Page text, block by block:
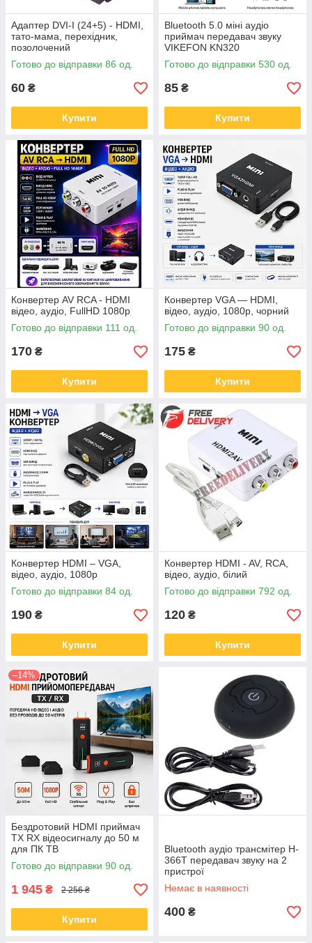
Адаптер DVI-I (24+5) - HDMI,
тато-мама, перехідник,
позолочений
Готово до відправки 86 од.
60 ₴
Купити
Bluetooth 5.0 міні аудіо
приймач передавач звуку
VIKEFON KN320
Готово до відправки 530 од.
85 ₴
Купити
Конвертер AV RCA - HDMI
відео, аудіо, FullHD 1080p
Готово до відправки 111 од.
170 ₴
Купити
Конвертер VGA — HDMI,
відео, аудіо, 1080p, чорний
Готово до відправки 90 од.
175 ₴
Купити
Конвертер HDMI – VGA,
відео, аудіо, 1080p
Готово до відправки 84 од.
190 ₴
Купити
Конвертер HDMI - AV, RCA,
відео, аудіо, білий
Готово до відправки 792 од.
120 ₴
Купити
–14%
Бездротовий HDMI приймач
TX RX відеосигналу до 50 м
для ПК ТВ
Готово до відправки 90 од.
1 945 ₴ 2 256 ₴
Купити
Bluetooth аудіо трансмітер H-
366T передавач звуку на 2
пристрої
Немає в наявності
400 ₴